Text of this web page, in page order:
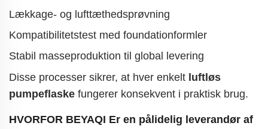
Lækkage- og lufttæthedsprøvning
Kompatibilitetstest med foundationformler
Stabil masseproduktion til global levering
Disse processer sikrer, at hver enkelt luftløs
pumpeflaske fungerer konsekvent i praktisk brug.
HVORFOR BEYAQI Er en pålidelig leverandør af